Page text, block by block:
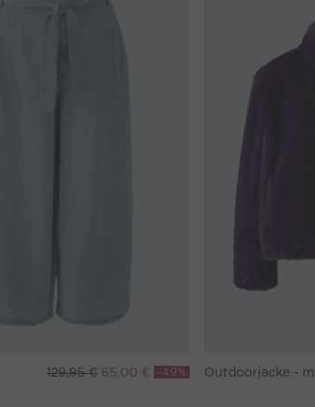
129,95 € 65,00 € -49%